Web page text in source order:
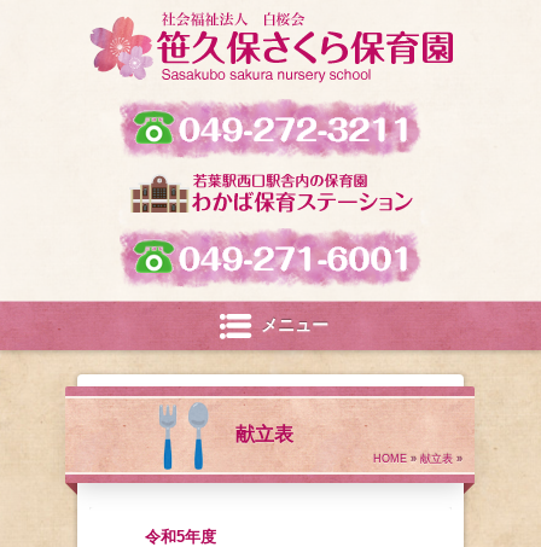
メニュー
献立表
HOME »献立表 »
令和5年度